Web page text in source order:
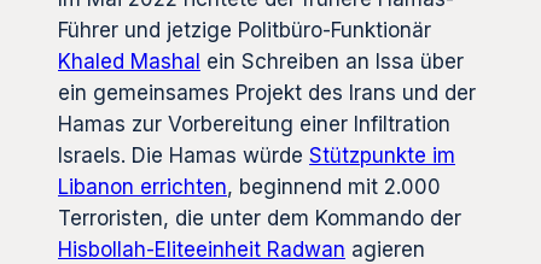
Führer und jetzige Politbüro-Funktionär
Khaled Mashal ein Schreiben an Issa über
ein gemeinsames Projekt des Irans und der
Hamas zur Vorbereitung einer Infiltration
Israels. Die Hamas würde Stützpunkte im
Libanon errichten, beginnend mit 2.000
Terroristen, die unter dem Kommando der
Hisbollah-Eliteeinheit Radwan agieren